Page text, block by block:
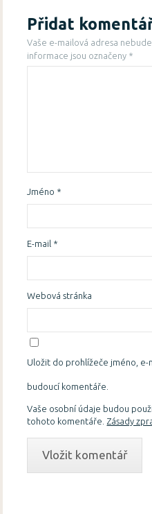
Přidat
Vaše e-mailová adresa nebude
informace jsou označeny *
Jméno *
E-mail *
Webová stránka
Uložit do prohlížeče jméno, e-
budoucí komentáře.
Vaše osobní údaje budou
tohoto komentáře. Zásady